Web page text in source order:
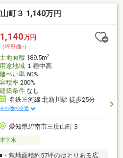
できます♪＝＝＝【周辺環境】＝＝
約13分）◆南中学校 約2215ｍ
入船町店 約80m（徒歩約1分）
（徒歩約9分）☆建築プラン
談等、いつでも承っておりま
さい♪
町３ 1,140万円
1,140万円
（坪単価:-）
土地面積189.5m2
用途地域１種中高
建ぺい率60%
容積率200%
建築条件なし
名鉄三河線 北新川駅 徒歩25分
その他の交通
愛知県碧南市三度山町３
本下水
敷地面積約57坪のゆとりある広